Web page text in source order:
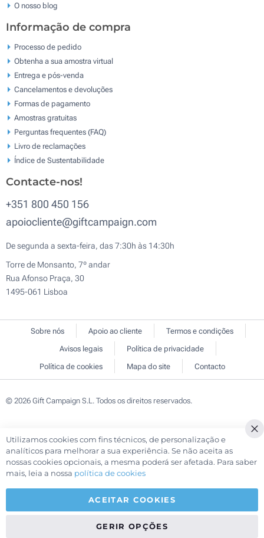
O nosso blog
Informação de compra
Processo de pedido
Obtenha a sua amostra virtual
Entrega e pós-venda
Cancelamentos e devoluções
Formas de pagamento
Amostras gratuitas
Perguntas frequentes (FAQ)
Livro de reclamaçōes
Índice de Sustentabilidade
Contacte-nos!
+351 800 450 156
apoiocliente@giftcampaign.com
De segunda a sexta-feira, das 7:30h às 14:30h
Torre de Monsanto, 7º andar
Rua Afonso Praça, 30
1495-061 Lisboa
Sobre nós Apoio ao cliente
Termos e condições
Avisos legais
Política de privacidade
Política de cookies
Mapa do site Contacto
© 2026 Gift Campaign S.L. Todos os direitos reservados.
Utilizamos cookies com fins técnicos, de personalização e
analíticos para melhorar a sua experiência. Se não aceita as
nossas cookies opcionais, a mesma poderá ser afetada. Para saber
mais, leia a nossa política de cookies
ACEITAR COOKIES
GERIR OPÇÕES